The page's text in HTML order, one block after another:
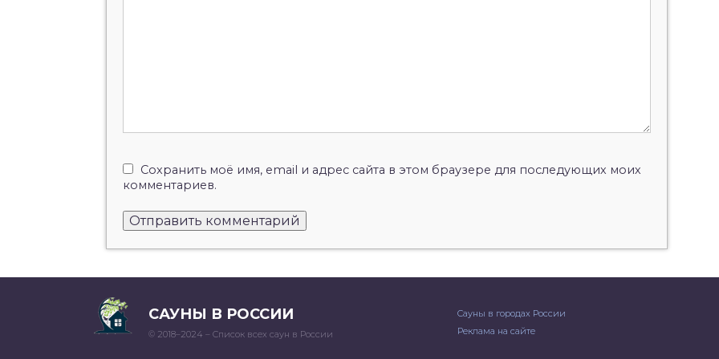
Сохранить моё имя, email и адрес сайта в этом браузере для последующих моих
комментариев.
САУНЫ В РОССИИ
© 2018–2024 – Список всех саун в России
Сауны в городах России
Реклама на сайте